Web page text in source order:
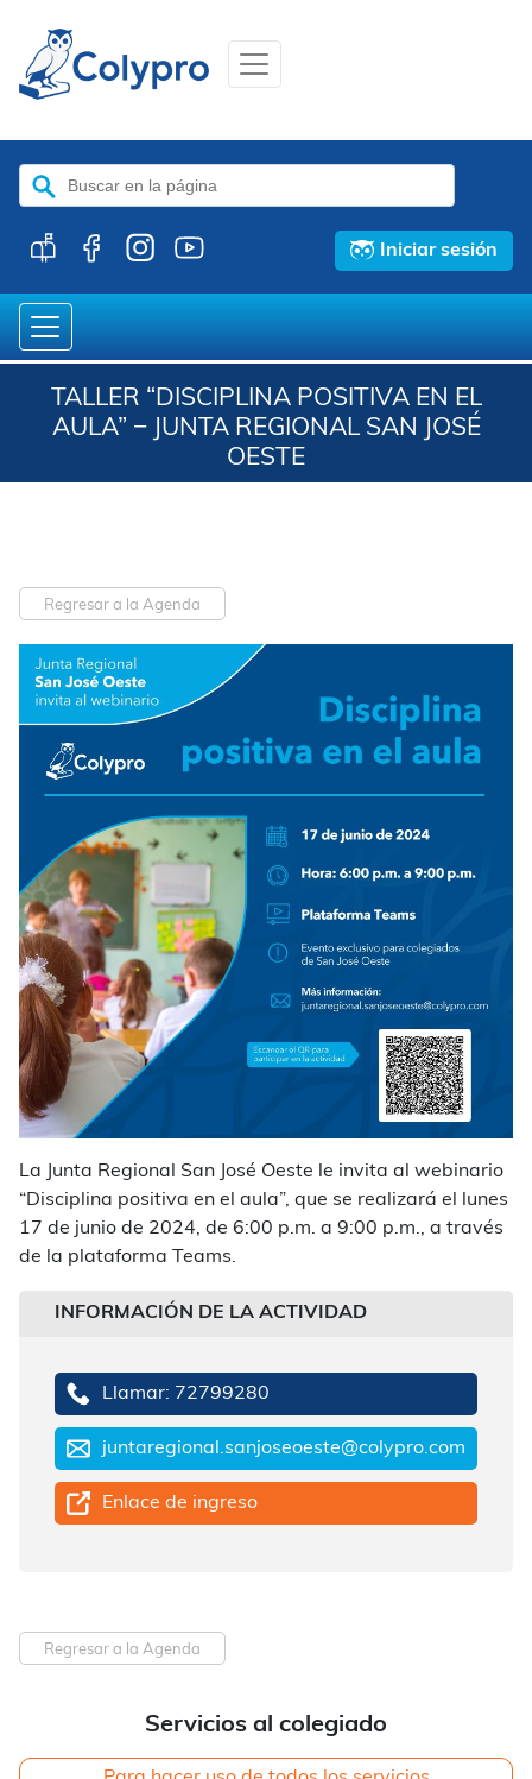
Buscar:
Iniciar sesión
TALLER “DISCIPLINA POSITIVA EN EL
AULA” − JUNTA REGIONAL SAN JOSÉ
OESTE
Servicios al colegiado
Regresar a la Agenda
La Junta Regional San José Oeste le invita al webinario
“Disciplina positiva en el aula”, que se realizará el lunes
17 de junio de 2024, de 6:00 p.m. a 9:00 p.m., a través
de la plataforma Teams.
INFORMACIÓN DE LA ACTIVIDAD
Llamar: 72799280
juntaregional.sanjoseoeste@colypro.com
Enlace de ingreso
Regresar a la Agenda